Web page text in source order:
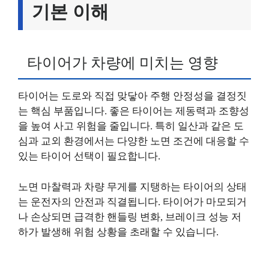
기본 이해
타이어가 차량에 미치는 영향
타이어는 도로와 직접 맞닿아 주행 안정성을 결정짓
는 핵심 부품입니다. 좋은 타이어는 제동력과 조향성
을 높여 사고 위험을 줄입니다. 특히 일산과 같은 도
심과 교외 환경에서는 다양한 노면 조건에 대응할 수
있는 타이어 선택이 필요합니다.
노면 마찰력과 차량 무게를 지탱하는 타이어의 상태
는 운전자의 안전과 직결됩니다. 타이어가 마모되거
나 손상되면 급격한 핸들링 변화, 브레이크 성능 저
하가 발생해 위험 상황을 초래할 수 있습니다.